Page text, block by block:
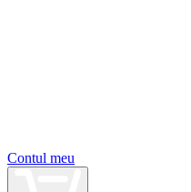
Contul meu